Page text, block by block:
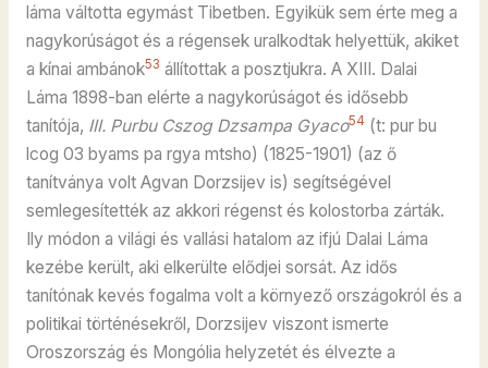
láma váltotta egymást Tibetben. Egyikük sem érte meg a
nagykorúságot és a régensek uralkodtak helyettük, akiket
a kínai ambánok53 állítottak a posztjukra. A XIII. Dalai
Láma 1898-ban elérte a nagykorúságot és idősebb
tanítója, III. Purbu Cszog Dzsampa Gyaco54 (t: pur bu
lcog 03 byams pa rgya mtsho) (1825-1901) (az ő
tanítványa volt Agvan Dorzsijev is) segítségével
semlegesítették az akkori régenst és kolostorba zárták.
Ily módon a világi és vallási hatalom az ifjú Dalai Láma
kezébe került, aki elkerülte elődjei sorsát. Az idős
tanítónak kevés fogalma volt a környező országokról és a
politikai történésekről, Dorzsijev viszont ismerte
Oroszország és Mongólia helyzetét és élvezte a